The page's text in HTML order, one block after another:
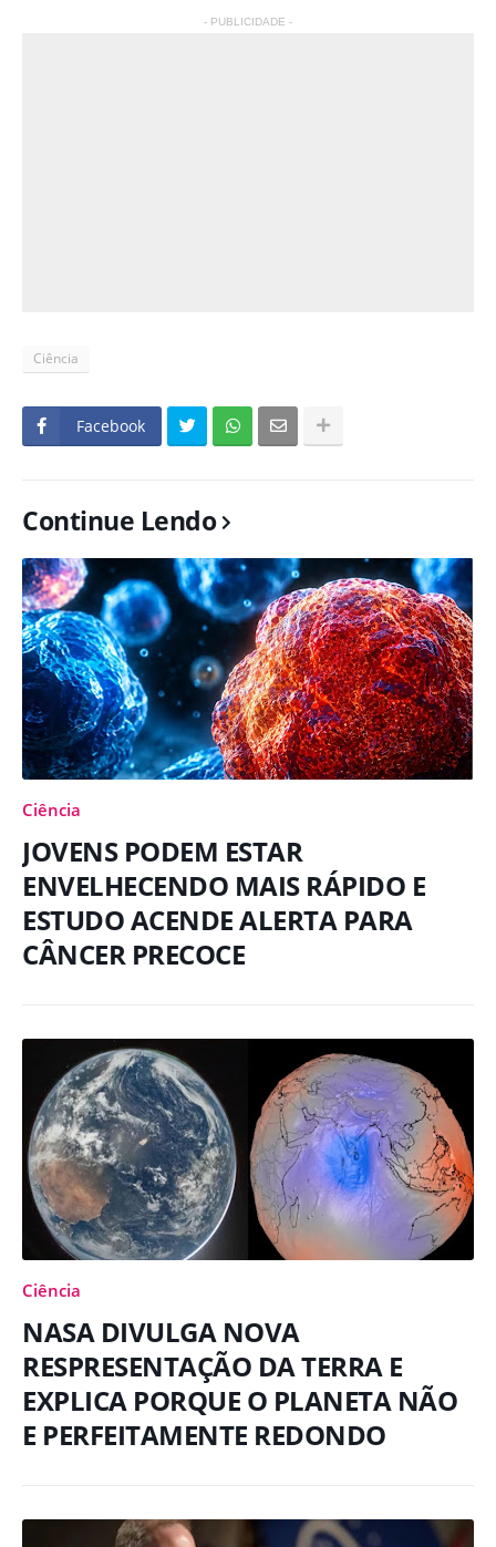
- PUBLICIDADE -
Ciência
Facebook
Continue Lendo
Ciência
JOVENS PODEM ESTAR
ENVELHECENDO MAIS RÁPIDO E
ESTUDO ACENDE ALERTA PARA
CÂNCER PRECOCE
Ciência
NASA DIVULGA NOVA
RESPRESENTAÇÃO DA TERRA E
EXPLICA PORQUE O PLANETA NÃO
E PERFEITAMENTE REDONDO